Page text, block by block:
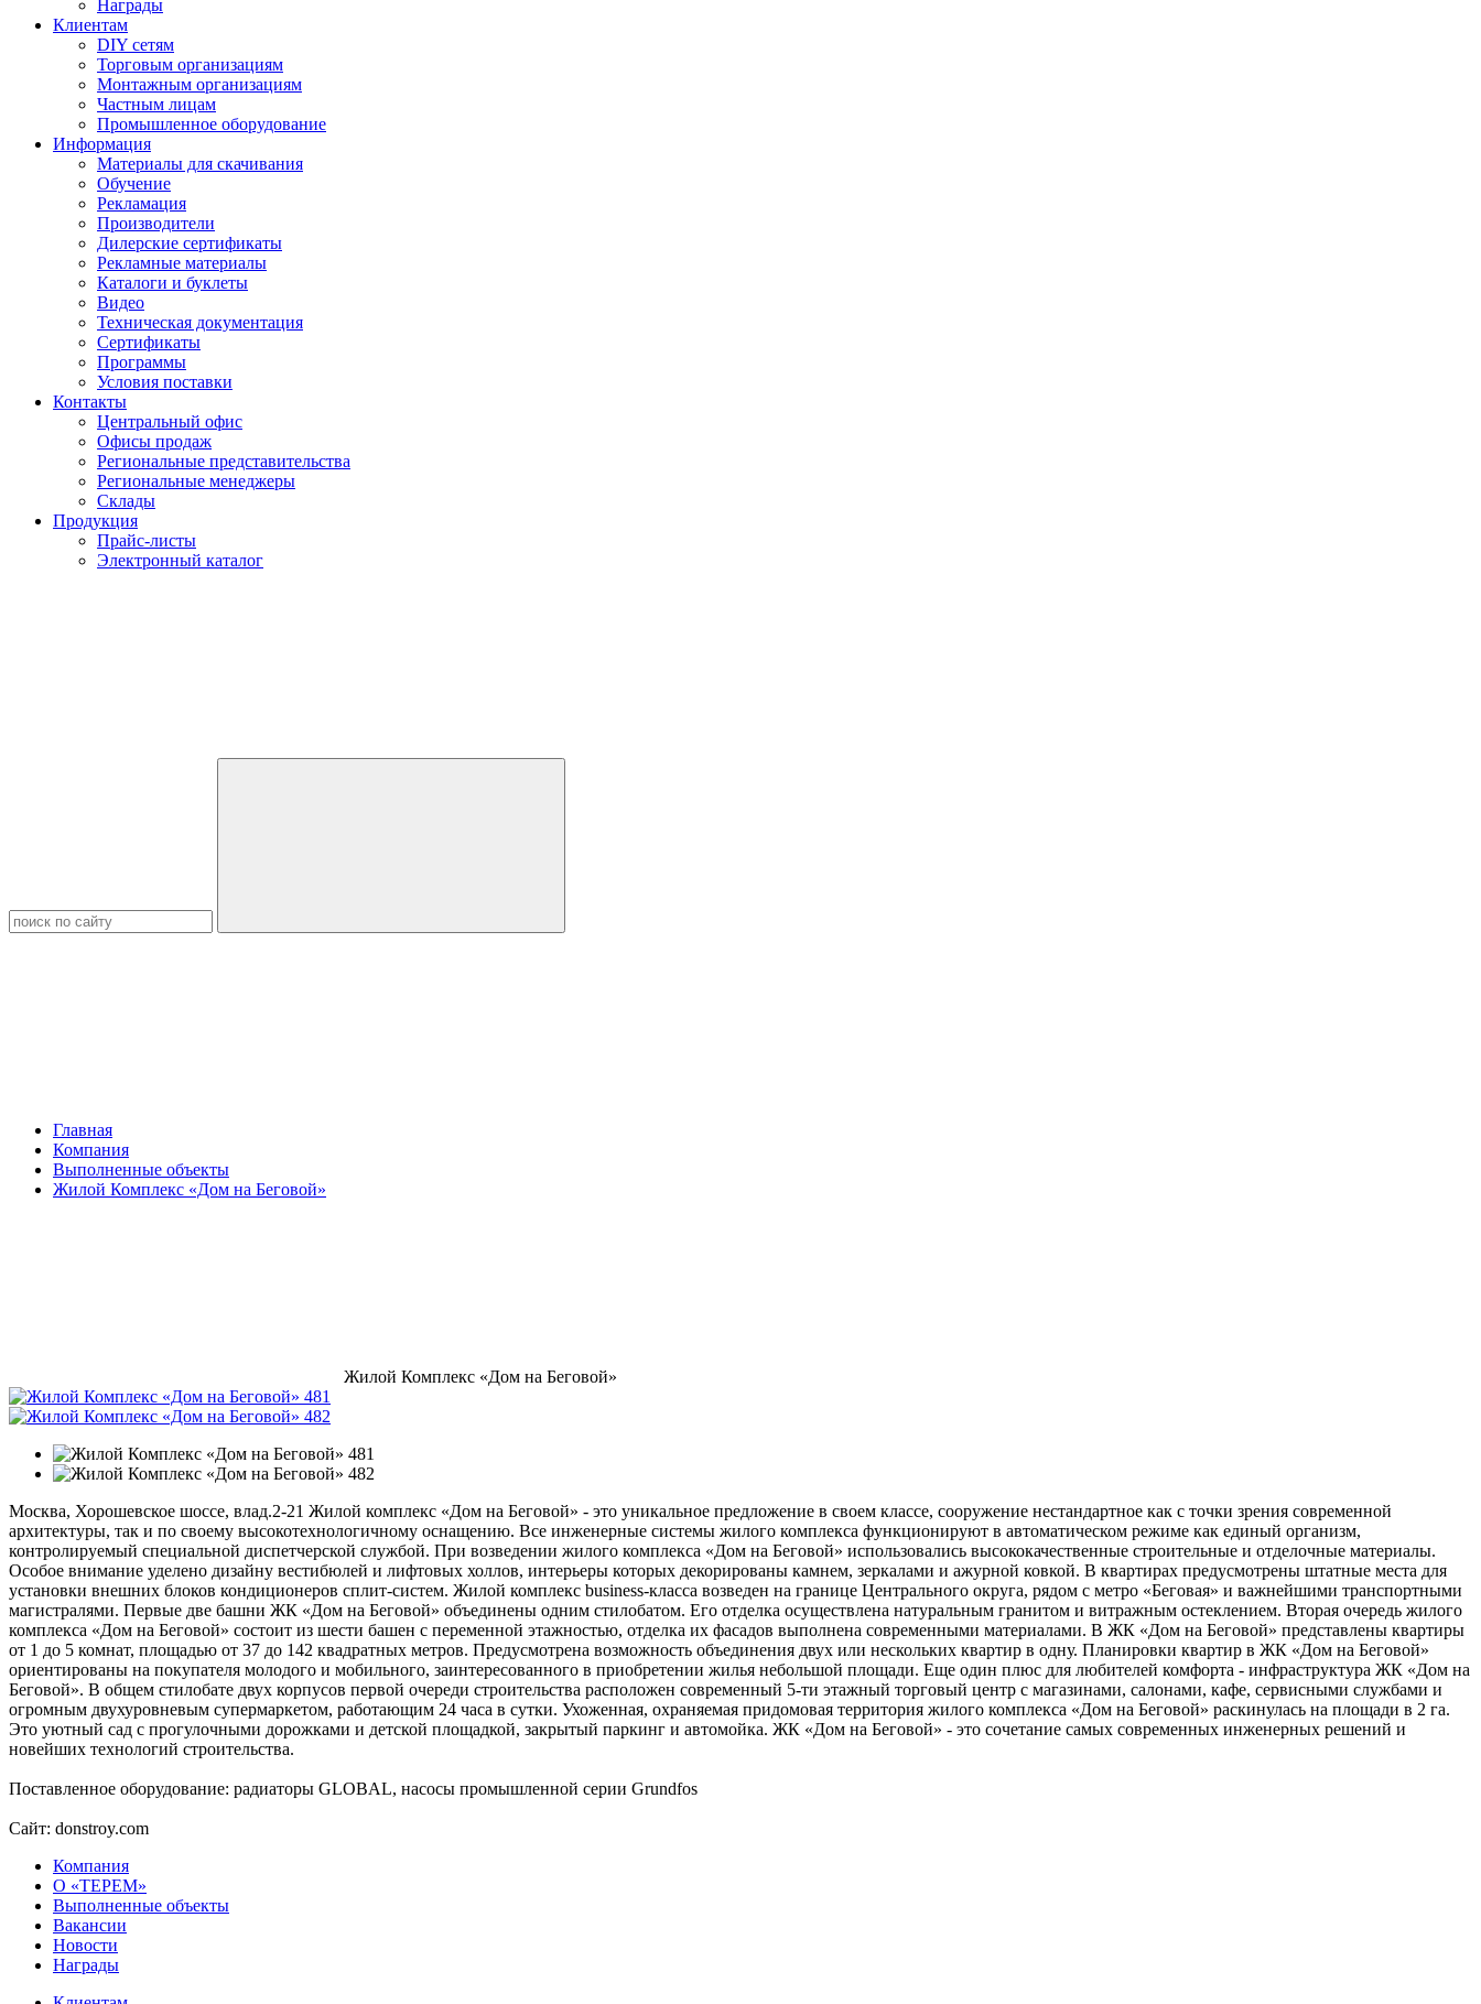
Награды
Клиентам
DIY сетям
Торговым организациям
Монтажным организациям
Частным лицам
Промышленное оборудование
Информация
Материалы для скачивания
Обучение
Рекламация
Производители
Дилерские сертификаты
Рекламные материалы
Каталоги и буклеты
Видео
Техническая документация
Сертификаты
Программы
Условия поставки
Контакты
Центральный офис
Офисы продаж
Региональные представительства
Региональные менеджеры
Склады
Продукция
Прайс-листы
Электронный каталог
Главная
Компания
Выполненные объекты
Жилой Комплекс «Дом на Беговой»
Жилой Комплекс «Дом на Беговой»
Москва, Хорошевское шоссе, влад.2-21 Жилой комплекс «Дом на Беговой» - это уникальное предложение в своем классе, сооружение нестандартное как с точки зрения современной
архитектуры, так и по своему высокотехнологичному оснащению. Все инженерные системы жилого комплекса функционируют в автоматическом режиме как единый организм,
контролируемый специальной диспетчерской службой. При возведении жилого комплекса «Дом на Беговой» использовались высококачественные строительные и отделочные материалы.
Особое внимание уделено дизайну вестибюлей и лифтовых холлов, интерьеры которых декорированы камнем, зеркалами и ажурной ковкой. В квартирах предусмотрены штатные места для
установки внешних блоков кондиционеров сплит-систем. Жилой комплекс business-класса возведен на границе Центрального округа, рядом с метро «Беговая» и важнейшими транспортными
магистралями. Первые две башни ЖК «Дом на Беговой» объединены одним стилобатом. Его отделка осуществлена натуральным гранитом и витражным остеклением. Вторая очередь жилого
комплекса «Дом на Беговой» состоит из шести башен с переменной этажностью, отделка их фасадов выполнена современными материалами. В ЖК «Дом на Беговой» представлены квартиры
от 1 до 5 комнат, площадью от 37 до 142 квадратных метров. Предусмотрена возможность объединения двух или нескольких квартир в одну. Планировки квартир в ЖК «Дом на Беговой»
ориентированы на покупателя молодого и мобильного, заинтересованного в приобретении жилья небольшой площади. Еще один плюс для любителей комфорта - инфраструктура ЖК «Дом на
Беговой». В общем стилобате двух корпусов первой очереди строительства расположен современный 5-ти этажный торговый центр с магазинами, салонами, кафе, сервисными службами и
огромным двухуровневым супермаркетом, работающим 24 часа в сутки. Ухоженная, охраняемая придомовая территория жилого комплекса «Дом на Беговой» раскинулась на площади в 2 га.
Это уютный сад с прогулочными дорожками и детской площадкой, закрытый паркинг и автомойка. ЖК «Дом на Беговой» - это сочетание самых современных инженерных решений и
новейших технологий строительства.
Поставленное оборудование: радиаторы GLOBAL, насосы промышленной серии Grundfos
Сайт: donstroy.com
Компания
О «ТЕРЕМ»
Выполненные объекты
Вакансии
Новости
Награды